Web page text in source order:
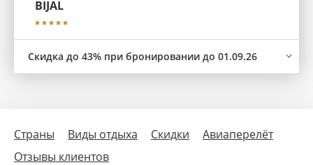
BIJAL
Скидка до 43% при бронировании до 01.09.26
Страны Виды отдыха Скидки
Авиаперелёт
Отзывы клиентов